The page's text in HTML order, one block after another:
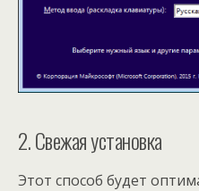
2. Свежая установка
Этот способ будет